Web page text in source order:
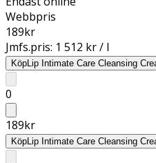
Webbpris
189kr
Jmfs.pris: 1 512 kr / l
KöpLip Intimate Care Cleansing
0
189kr
KöpLip Intimate Care Cleansing